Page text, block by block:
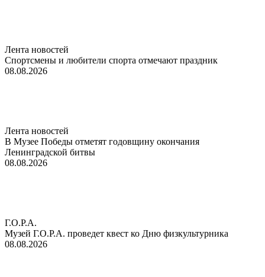
Лента новостей
Спортсмены и любители спорта отмечают праздник
08.08.2026
Лента новостей
В Музее Победы отметят годовщину окончания
Ленинградской битвы
08.08.2026
Г.О.Р.А.
Музей Г.О.Р.А. проведет квест ко Дню физкультурника
08.08.2026